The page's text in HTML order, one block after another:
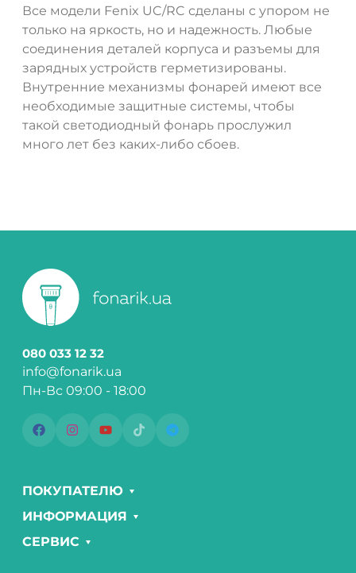
Все модели Fenix UC/RC сделаны с упором не
только на яркость, но и надежность. Любые
соединения деталей корпуса и разъемы для
зарядных устройств герметизированы.
Внутренние механизмы фонарей имеют все
необходимые защитные системы, чтобы
такой светодиодный фонарь прослужил
много лет без каких-либо сбоев.
080 033 12 32
info@fonarik.ua
Пн-Вс 09:00 - 18:00
ПОКУПАТЕЛЮ
ИНФОРМАЦИЯ
СЕРВИС